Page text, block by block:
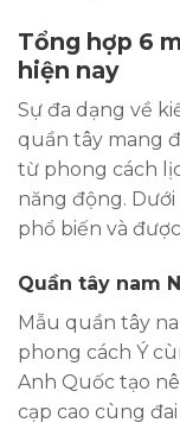
Tổng hợp 6
hiện nay
Sự đa dạng về
quần tây mang
từ phong cách
năng động.
phổ biến và
Quần tây nam
Mẫu quần tây
phong cách Ý
Anh Quốc tạo
cạp cao cùng